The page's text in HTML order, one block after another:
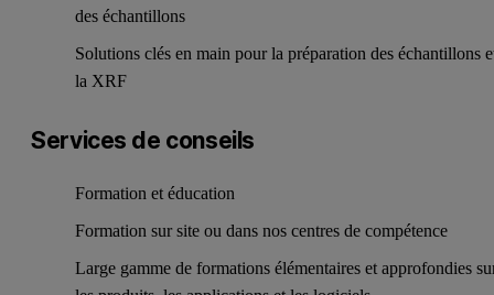
des échantillons
Solutions clés en main pour la préparation des échantillons
la XRF
Services de conseils
Formation et éducation
Formation sur site ou dans nos centres de compétence
Large gamme de formations élémentaires et approfondies